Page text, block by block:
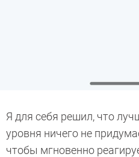
Я для себя решил, что
уровня ничего не
чтобы мгновенно